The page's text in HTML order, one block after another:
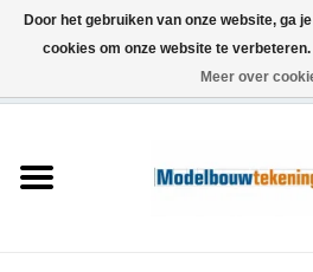
Schepen
Door het gebruiken van onze website, ga
cookies om onze website te verbeteren.
Meer over